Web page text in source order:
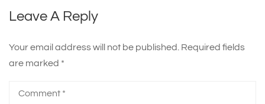
Leave A Reply
Your email address will not be published. Required fields
are marked *